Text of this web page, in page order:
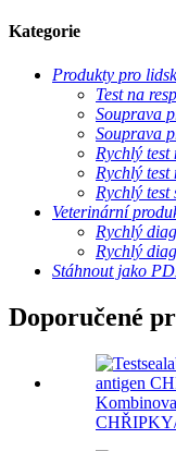
Kategorie
Produkty pro
Test na
Souprava
Souprava
Rychlý
Rychlý
Rychlý
Veterinární
Rychlý
Rychlý
Stáhnout jako
Doporučené